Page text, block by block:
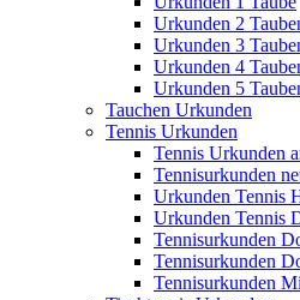
Urkunden 2
Urkunden 3
Urkunden 4
Urkunden 5
Tauchen Urkunden
Tennis Urkunden
Tennis Urkunden
Tennisurkunden
Urkunden Tennis
Urkunden Tennis
Tennisurkunden
Tennisurkunden
Tennisurkunden